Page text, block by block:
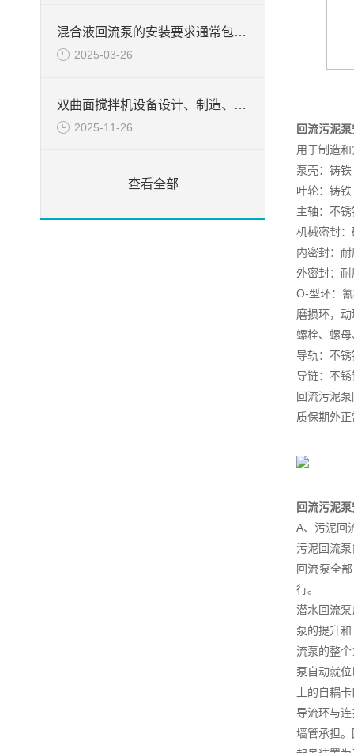
混合液回流泵的安装要求通常包括以下几个方面
2025-03-26
双曲面搅拌机设备设计、制造、检验所遵循的目录
2025-11-26
查看全部
回流污泥
用于制造
泵壳：铸
叶轮：铸
主轴：不
机械密封
内密封：
外密封：
O-型环：
磨损环，
螺栓、螺
导轨：不
导链：不
回流污泥
质保期外
回流污泥
A、污泥回
污泥回流
回流泵全
行。
潜水回流
泵的提升
流泵的整
泵自动就
上的自耦
导流环与
墙管承担